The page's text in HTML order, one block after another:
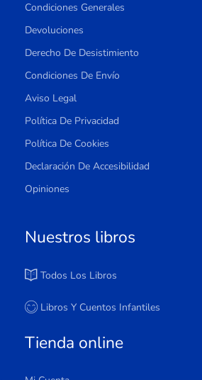
Condiciones Generales
Devoluciones
Derecho De Desistimiento
Condiciones De Envío
Aviso Legal
Política De Privacidad
Política De Cookies
Declaración De Accesibilidad
Opiniones
Nuestros libros
Todos Los Libros
Libros Y Cuentos Infantiles
Tienda online